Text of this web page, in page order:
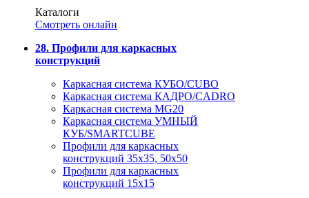
Каталоги
Смотреть онлайн
28. Профили для каркасных
конструкций
Каркасная система КУБО/CUBO
Каркасная система КАДРО/CADRO
Каркасная система MG20
Каркасная система УМНЫЙ
КУБ/SMARTCUBE
Профили для каркасных
конструкций 35x35, 50x50
Профили для каркасных
конструкций 15х15